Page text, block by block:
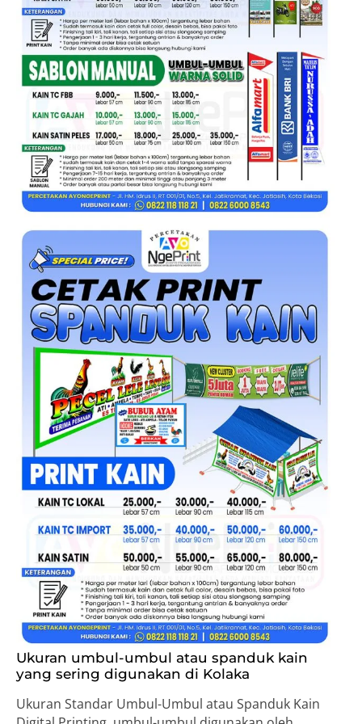
Ukuran umbul-umbul atau spanduk kain
yang sering digunakan di Kolaka
Ukuran Standar Umbul-Umbul atau Spanduk Kain